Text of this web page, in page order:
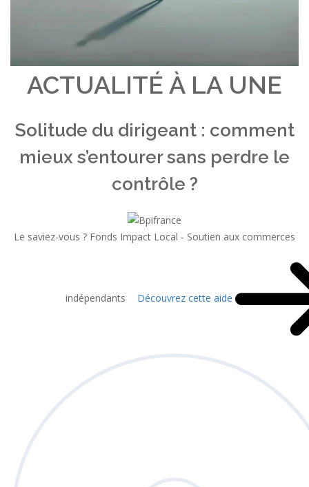
ACTUALITÉ À LA UNE
Solitude du dirigeant : comment
mieux s’entourer sans perdre le
contrôle ?
Le saviez-vous ? Fonds Impact Local - Soutien aux commerces
indépendants Découvrez cette aide